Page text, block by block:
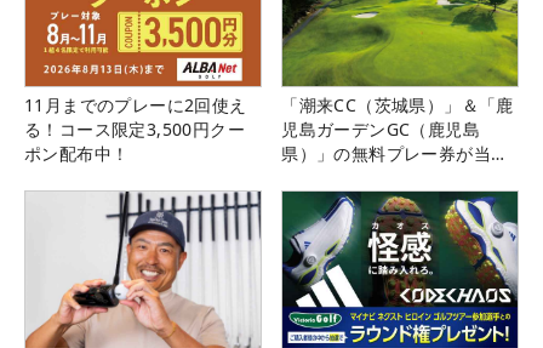
11月までのプレーに2回使え
る！コース限定3,500円クー
ポン配布中！
「潮来CC（茨城県）」＆「鹿
児島ガーデンGC（鹿児島
県）」の無料プレー券が当た